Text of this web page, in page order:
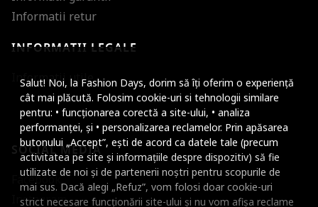
Salut! Noi, la Fashion Days, dorim să îți oferim o experiență
cât mai plăcută. Folosim cookie-uri si tehnologii similare
pentru: • funcționarea corectă a site-ului, • analiza
performanței, și • personalizarea reclamelor. Prin apăsarea
butonului „Accept”, ești de acord ca datele tale (precum
activitatea pe site și informațiile despre dispozitiv) să fie
utilizate de noi și de partenerii noștri pentru scopurile de
mai sus. Dacă alegi „Refuz”, vom folosi doar cookie-uri
strict necesare funcționării site-ului și nu vom afișa reclame
Informatii retur
INFORMATII LEGALE
Informatii utile
SOCIAL MEDIA
Facebook
Instagram
Micsoreaza
Mareste spatierea
Micsoreaza
Mareste inaltimea